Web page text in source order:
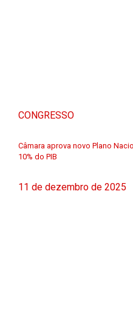
CONGRESSO
Câmara aprova novo Plano
10% do PIB
11 de dezembro de 2025